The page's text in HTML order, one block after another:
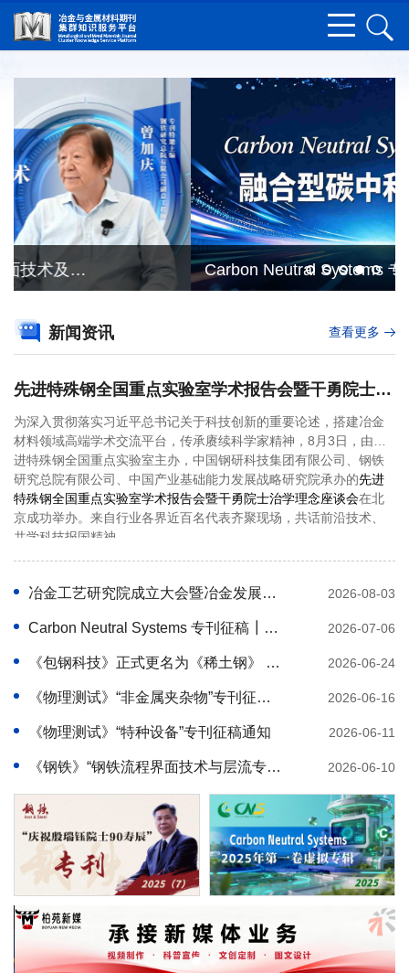
Carbon Neutral Systems 专刊征稿┃ 融合型碳中和能源系统
新闻资讯 查看更多
先进特殊钢全国重点实验室学术报告会暨干勇院士治学理念座谈会成功举办
为深入贯彻落实习近平总书记关于科技创新的重要论述，搭建冶金
材料领域高端学术交流平台，传承赓续科学家精神，8月3日，由先
进特殊钢全国重点实验室主办，中国钢研科技集团有限公司、钢铁
研究总院有限公司、中国产业基础能力发展战略研究院承办的先进
特殊钢全国重点实验室学术报告会暨干勇院士治学理念座谈会在北
京成功举办。来自行业各界近百名代表齐聚现场，共话前沿技术、
共学科技报国精神。
冶金工艺研究院成立大会暨冶金发展学术研讨会在中国钢研举行
2026-08-03
发展学术研讨会在中国钢研举行。中国钢研
唐杰出席会议
Carbon Neutral Systems 专刊征稿┃ 融合型碳中和能源系统 2026-07-06
《包钢科技》正式更名为《稀土钢》 打造稀土钢领域权威学术交流平台 2026-06-24
《物理测试》“非金属夹杂物”专刊征稿通知 2026-06-16
《物理测试》“特种设备”专刊征稿通知 2026-06-11
《钢铁》“钢铁流程界面技术与层流专线化运行”专刊正式发布 2026-06-10